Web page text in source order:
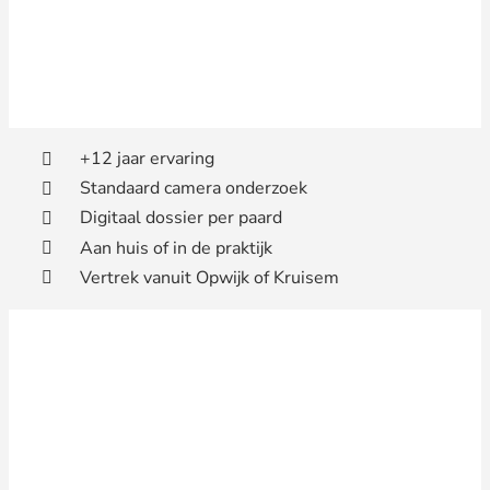
+12 jaar ervaring
Standaard camera onderzoek
Digitaal dossier per paard
Aan huis of in de praktijk
Vertrek vanuit Opwijk of Kruisem